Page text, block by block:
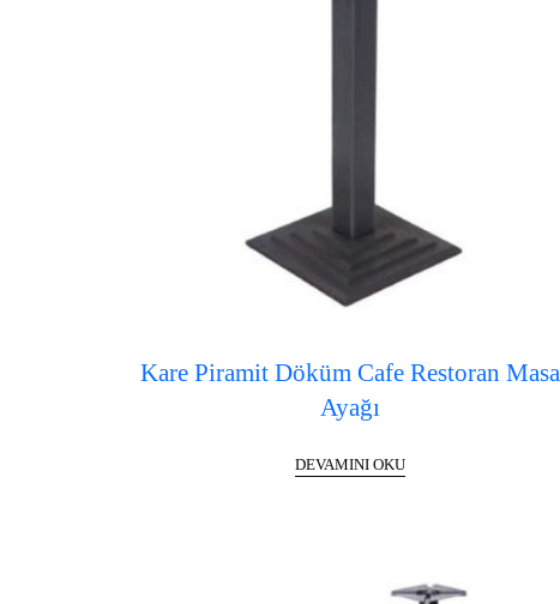
Kare Piramit Döküm Cafe Restoran Masa
Ayağı
DEVAMINI OKU